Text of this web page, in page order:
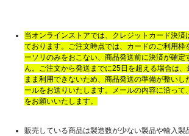
当オンラインストアでは、クレジットカード決済
ております。ご注文時点では、カードのご利用枠
ーソリのみをおこない、商品発送前に決済が確定
ん。ご注文から発送までに25日を超える場合は
まま利用できないため、商品発送の準備が整いし
ールをお送りいたします。メールの内容に沿って
をお願いいたします。
販売している商品は製造数が少ない製品や輸入製